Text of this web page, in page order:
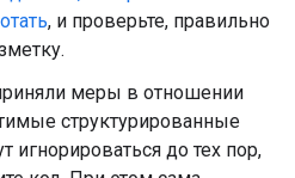
, и проверьте, правильно
меры в отношении
структурированные
игнорироваться до тех пор,